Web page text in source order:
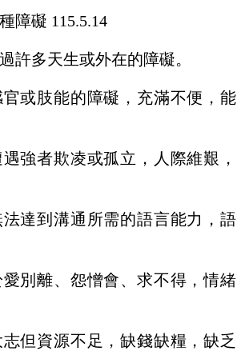
障礙 115.5.14
許多天生或外在的障礙。
或肢能的障礙，充滿不便，能
強者欺凌或孤立，人際維艱，
達到溝通所需的語言能力，語
別離、怨憎會、求不得，情緒
但資源不足，缺錢缺糧，缺乏